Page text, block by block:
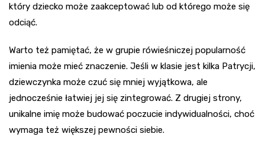
który dziecko może zaakceptować lub od którego może się
odciąć.
Warto też pamiętać, że w grupie rówieśniczej popularność
imienia może mieć znaczenie. Jeśli w klasie jest kilka Patrycji,
dziewczynka może czuć się mniej wyjątkowa, ale
jednocześnie łatwiej jej się zintegrować. Z drugiej strony,
unikalne imię może budować poczucie indywidualności, choć
wymaga też większej pewności siebie.